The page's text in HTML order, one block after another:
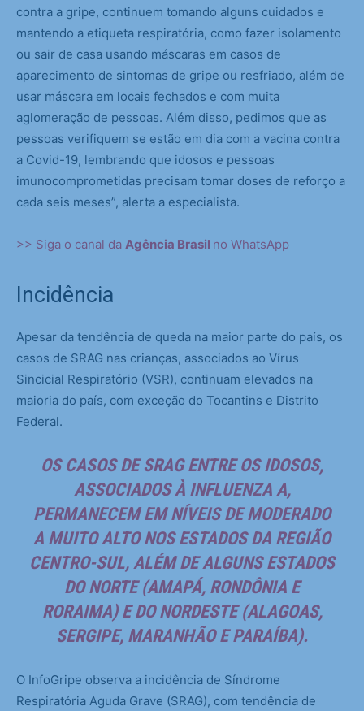
contra a gripe, continuem tomando alguns cuidados e
mantendo a etiqueta respiratória, como fazer isolamento
ou sair de casa usando máscaras em casos de
aparecimento de sintomas de gripe ou resfriado, além de
usar máscara em locais fechados e com muita
aglomeração de pessoas. Além disso, pedimos que as
pessoas verifiquem se estão em dia com a vacina contra
a Covid-19, lembrando que idosos e pessoas
imunocomprometidas precisam tomar doses de reforço a
cada seis meses”, alerta a especialista.
>> Siga o canal da Agência Brasil no WhatsApp
Incidência
Apesar da tendência de queda na maior parte do país, os
casos de SRAG nas crianças, associados ao Vírus
Sincicial Respiratório (VSR), continuam elevados na
maioria do país, com exceção do Tocantins e Distrito
Federal.
OS CASOS DE SRAG ENTRE OS IDOSOS,
ASSOCIADOS À INFLUENZA A,
PERMANECEM EM NÍVEIS DE MODERADO
A MUITO ALTO NOS ESTADOS DA REGIÃO
CENTRO-SUL, ALÉM DE ALGUNS ESTADOS
DO NORTE (AMAPÁ, RONDÔNIA E
RORAIMA) E DO NORDESTE (ALAGOAS,
SERGIPE, MARANHÃO E PARAÍBA).
O InfoGripe observa a incidência de Síndrome
Respiratória Aguda Grave (SRAG), com tendência de